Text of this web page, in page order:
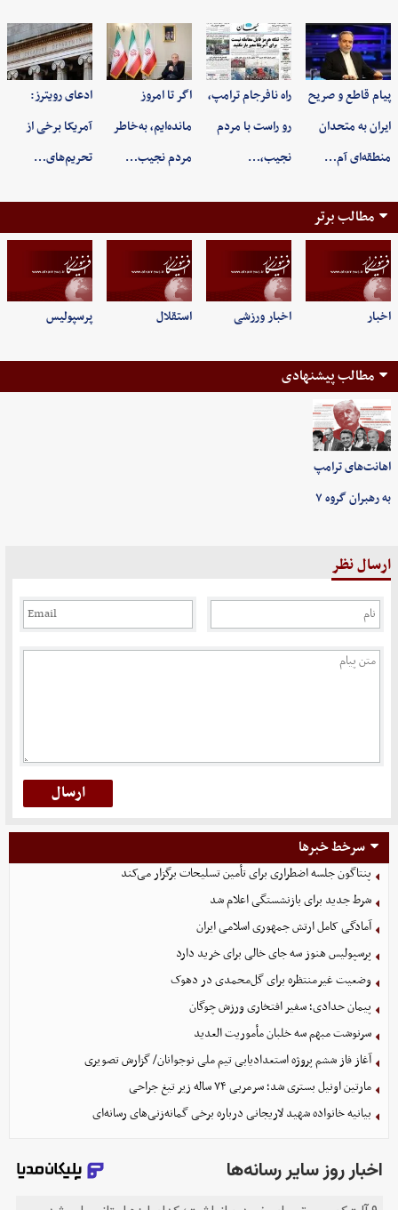
پیام قاطع و صریح
ایران به متحدان
منطقه‌ای آم…
راه نافرجام ترامپ،
رو راست با مردم
نجیب،…
اگر تا امروز
مانده‌ایم، به‌خاطر
مردم نجیب…
ادعای رویترز:
آمریکا برخی از
تحریم‌های…
مطالب برتر
اخبار اخبار ورزشی استقلال پرسپولیس
مطالب پیشنهادی
اهانت‌های ترامپ
به رهبران گروه ۷
ارسال نظر
سرخط خبرها
پنتاگون جلسه اضطراری برای تأمین تسلیحات برگزار می‌کند
شرط جدید برای بازنشستگی اعلام شد
آمادگی کامل ارتش جمهوری اسلامی ایران
پرسپولیس هنوز سه جای خالی برای خرید دارد
وضعیت غیرمنتظره برای گل‌محمدی در دهوک
پیمان حدادی؛ سفیر افتخاری ورزش چوگان
سرنوشت مبهم سه خلبان مأموریت العدید
آغاز فاز ششم پروژه استعدادیابی تیم ملی نوجوانان/ گزارش تصویری
مارتین اونیل بستری شد؛ سرمربی ۷۴ ساله زیر تیغ جراحی
بیانیه خانواده شهید لاریجانی درباره برخی گمانه‌زنی‌های رسانه‌ای